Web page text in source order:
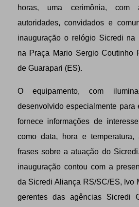
horas, uma cerimônia, com
autoridades, convidados e
inauguração o relógio Sicredi na
na Praça Mario Sergio Coutinho
de Guarapari (ES).
O equipamento, com
desenvolvido especialmente para
fornece informações de
como data, hora e temperatura,
frases sobre a atuação do
inauguração contou com a
da Sicredi Aliança RS/SC/ES, Ivo
gerentes das agências Sicredi